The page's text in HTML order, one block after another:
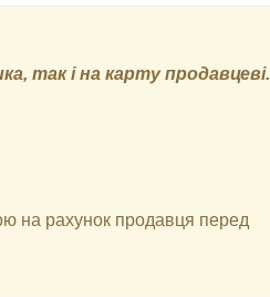
так і на карту продавцеві.
на рахунок продавця перед